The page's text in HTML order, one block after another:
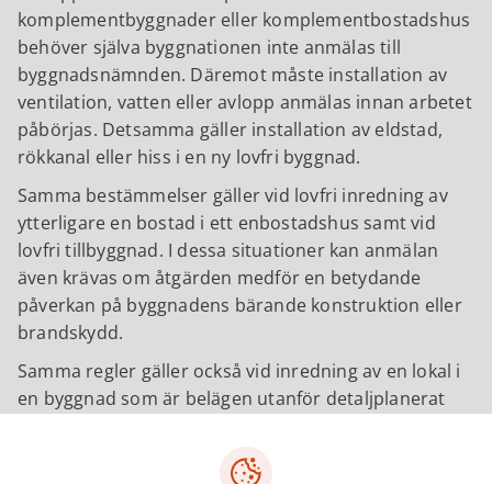
komplementbyggnader eller komplementbostadshus
behöver själva byggnationen inte anmälas till
byggnadsnämnden. Däremot måste installation av
ventilation, vatten eller avlopp anmälas innan arbetet
påbörjas. Detsamma gäller installation av eldstad,
rökkanal eller hiss i en ny lovfri byggnad.
Samma bestämmelser gäller vid lovfri inredning av
ytterligare en bostad i ett enbostadshus samt vid
lovfri tillbyggnad. I dessa situationer kan anmälan
även krävas om åtgärden medför en betydande
påverkan på byggnadens bärande konstruktion eller
brandskydd.
Samma regler gäller också vid inredning av en lokal i
en byggnad som är belägen utanför detaljplanerat